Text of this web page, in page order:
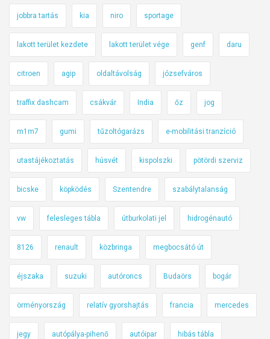
jobbra tartás kia niro sportage
lakott terület kezdete lakott terület vége genf daru
citroen agip oldaltávolság józsefváros
traffix dashcam csákvár India őz jog
m1m7 gumi tűzoltógarázs e-mobilitási tranzíció
utastájékoztatás húsvét kispolszki pötördi szerviz
bicske köpködés Szentendre szabálytalanság
vw felesleges tábla útburkolati jel hidrogénautó
8126 renault közbringa megbocsátó út
éjszaka suzuki autóroncs Budaörs bogár
örményország relatív gyorshajtás francia mercedes
jegy autópálya-pihenő autóipar hibás tábla